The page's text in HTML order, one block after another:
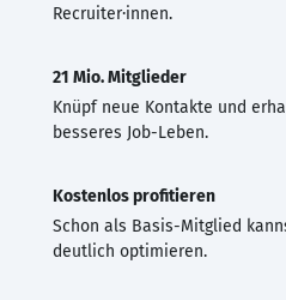
Recruiter·innen.
21 Mio. Mitglieder
Knüpf neue Kontakte und
besseres Job-Leben.
Kostenlos profitieren
Schon als Basis-Mitglied
deutlich optimieren.